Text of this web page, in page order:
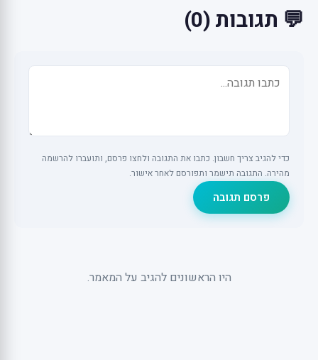
💬 תגובות (0)
כדי להגיב צריך חשבון. כתבו את התגובה ולחצו פרסם, ותועברו להרשמה
מהירה. התגובה תישמר ותפורסם לאחר אישור.
פרסם תגובה
היו הראשונים להגיב על המאמר.